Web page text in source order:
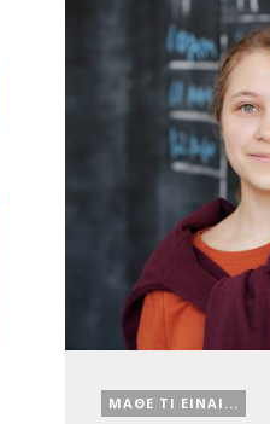
ΜΑΘΕ ΤΙ ΕΙΝΑΙ...